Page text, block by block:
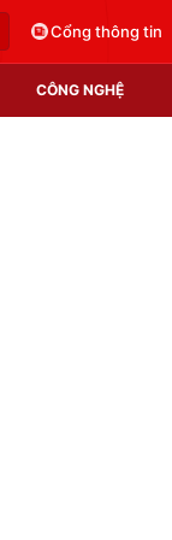
Cổng thông tin
CÔNG NGHỆ